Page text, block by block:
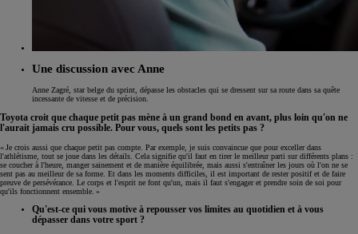
Une discussion avec Anne
Anne Zagré, star belge du sprint, dépasse les obstacles qui se dressent sur sa route dans sa quête
incessante de vitesse et de précision.
Toyota croit que chaque petit pas mène à un grand bond en avant, plus loin qu'on ne
l'aurait jamais cru possible. Pour vous, quels sont les petits pas ?
« Je crois aussi que chaque petit pas compte. Par exemple, je suis convaincue que pour exceller dans
l'athlétisme, tout se joue dans les détails. Cela signifie qu'il faut en tirer le meilleur parti sur différents plans :
se coucher à l'heure, manger sainement et de manière équilibrée, mais aussi s'entraîner les jours où l'on ne se
sent pas au meilleur de sa forme. Et dans les moments difficiles, il est important de rester positif et de faire
preuve de persévérance. Le corps et l'esprit ne font qu'un, mais il faut s'engager et prendre soin de soi pour
qu'ils fonctionnent ensemble. »
Qu'est-ce qui vous motive à repousser vos limites au quotidien et à vous
dépasser dans votre sport ?